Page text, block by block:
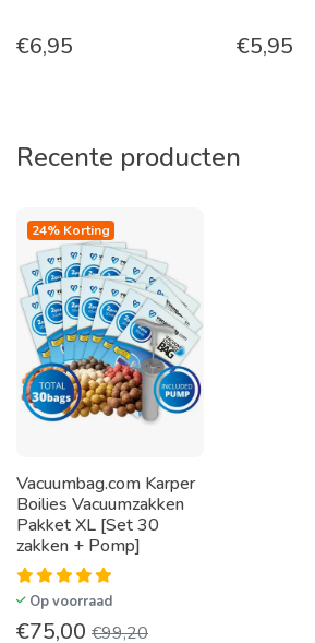
€6,95 €5,95
Recente producten
24% Korting
Vacuumbag.com Karper
Boilies Vacuumzakken
Pakket XL [Set 30
zakken + Pomp]
Op voorraad
€75,00 €99,20